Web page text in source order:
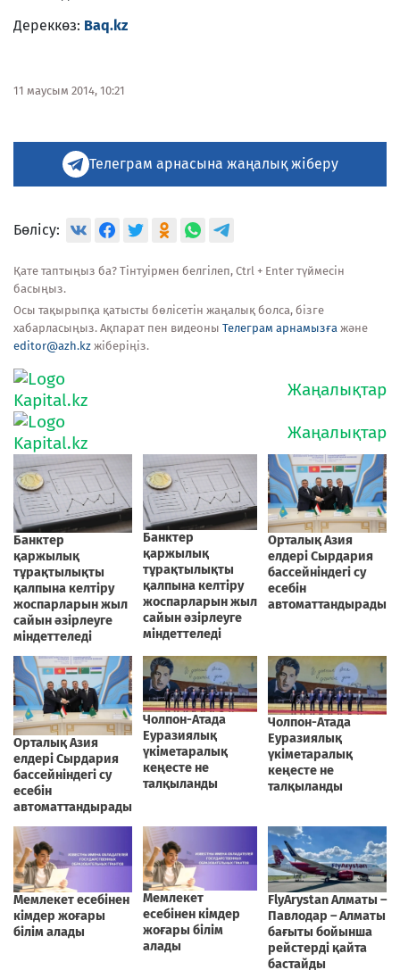
Дереккөз: Baq.kz
11 маусым 2014, 10:21
Телеграм арнасына жаңалық жіберу
Бөлісу:
Қате таптыңыз ба? Тінтуірмен белгілеп, Ctrl + Enter түймесін
басыңыз.
Осы тақырыпқа қатысты бөлісетін жаңалық болса, бізге
хабарласыңыз. Ақпарат пен видеоны Телеграм арнамызға және
editor@azh.kz жіберіңіз.